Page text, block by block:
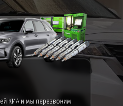
КИА и мы перезвоним